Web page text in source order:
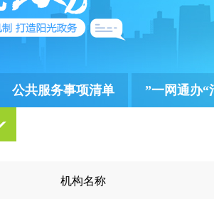
公共服务事项清单 ”一网通办“